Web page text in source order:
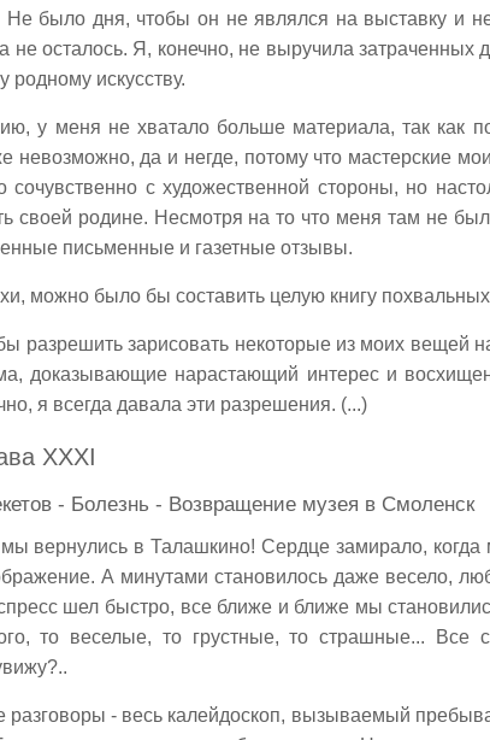
было дня, чтобы он не являлся на выставку и
осталось. Я, конечно, не выручила затраченных
искусству.
у меня не хватало больше материала, так как
да и негде, потому что мастерские
с художественной стороны, но
своей родине. Несмотря на то что меня там не
письменные и газетные отзывы.
можно было бы составить целую книгу
разрешить зарисовать некоторые из моих вещей
доказывающие нарастающий интерес и
я всегда давала эти разрешения. (...)
XXXI
- Болезнь - Возвращение музея в Смоленск
вернулись в Талашкино! Сердце замирало,
А минутами становилось даже весело,
шел быстро, все ближе и ближе мы
то веселые, то грустные, то страшные... Все
- весь калейдоскоп, вызываемый